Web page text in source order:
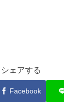
シェアする
Facebook